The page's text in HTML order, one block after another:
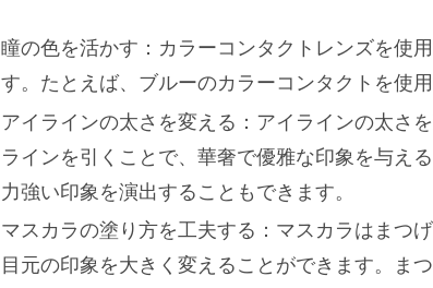
瞳の色を活かす：カラーコンタクトレンズを使
す。たとえば、ブルーのカラーコンタクトを使
アイラインの太さを変える：アイラインの太さ
ラインを引くことで、華奢で優雅な印象を与え
力強い印象を演出することもできます。
マスカラの塗り方を工夫する：マスカラはまつ
目元の印象を大きく変えることができます。ま